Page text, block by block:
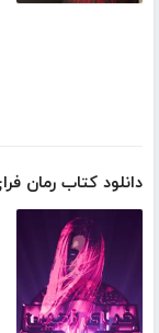
دانلود کتاب رمان